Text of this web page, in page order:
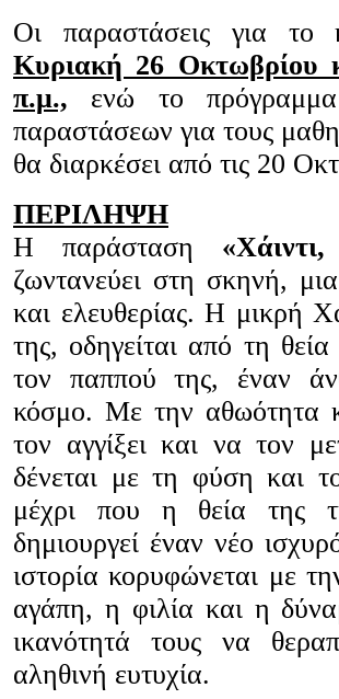
Οι παραστάσεις για το
Κυριακή 26 Οκτωβρίου
π.μ.,
ενώ το
παραστάσεων για τους
θα διαρκέσει από τις 20
ΠΕΡΙΛΗΨΗ
Η παράσταση
ζωντανεύει στη σκηνή,
και ελευθερίας. Η μικρή
της, οδηγείται από τη
τον παππού της, έναν
κόσμο. Με την αθωότητα
τον αγγίξει και να τον
δένεται με τη φύση και
μέχρι που η θεία της
δημιουργεί έναν νέο
ιστορία κορυφώνεται με
αγάπη, η φιλία και η
ικανότητά τους να
αληθινή ευτυχία.